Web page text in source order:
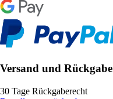
Versand und Rückgabe
30 Tage Rückgaberecht